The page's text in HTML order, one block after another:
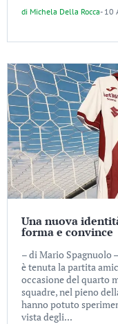
di Michela Della Rocca- 10
Una nuova
forma e convince
– di Mario Spagnuolo
è tenuta la partita
occasione del quarto
squadre, nel pieno
hanno potuto
vista degli...